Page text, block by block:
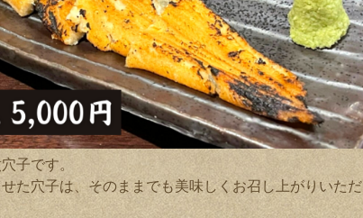
子です。
た穴子は、そのままでも美味しくお召し上がりいただ